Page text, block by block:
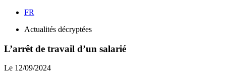
FR
Actualités décryptées
L’arrêt de travail d’un salarié
Le 12/09/2024